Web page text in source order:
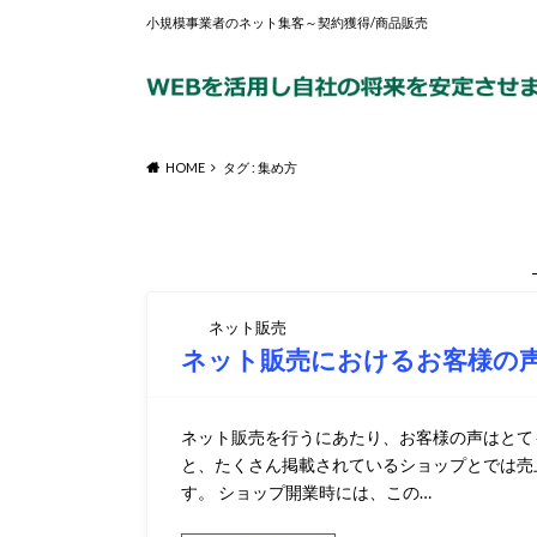
小規模事業者のネット集客～契約獲得/商品販売
HOME タグ : 集め方
ネット販売
ネット販売におけるお客様の
ネット販売を行うにあたり、お客様の声はと
と、たくさん掲載されているショップとでは
す。 ショップ開業時には、この…